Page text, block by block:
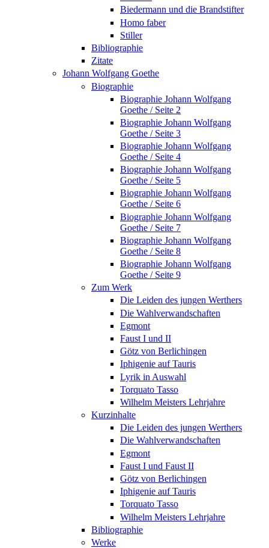
Biedermann und die Brandstifter
Homo faber
Stiller
Bibliographie
Zitate
Johann Wolfgang Goethe
Biographie
Biographie Johann Wolfgang
Goethe / Seite 2
Biographie Johann Wolfgang
Goethe / Seite 3
Biographie Johann Wolfgang
Goethe / Seite 4
Biographie Johann Wolfgang
Goethe / Seite 5
Biographie Johann Wolfgang
Goethe / Seite 6
Biographie Johann Wolfgang
Goethe / Seite 7
Biographie Johann Wolfgang
Goethe / Seite 8
Biographie Johann Wolfgang
Goethe / Seite 9
Zum Werk
Die Leiden des jungen Werthers
Die Wahlverwandschaften
Egmont
Faust I und II
Götz von Berlichingen
Iphigenie auf Tauris
Lyrik in Auswahl
Torquato Tasso
Wilhelm Meisters Lehrjahre
Kurzinhalte
Die Leiden des jungen Werthers
Die Wahlverwandschaften
Egmont
Faust I und Faust II
Götz von Berlichingen
Iphigenie auf Tauris
Torquato Tasso
Wilhelm Meisters Lehrjahre
Bibliographie
Werke